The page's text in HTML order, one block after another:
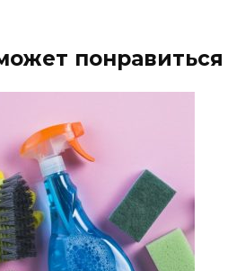
понравиться